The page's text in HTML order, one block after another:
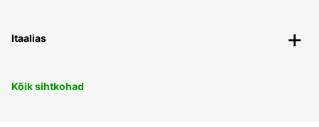
Itaalias
Kõik sihtkohad